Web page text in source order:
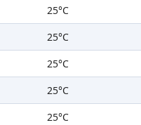
25°C
25°C
25°C
25°C
25°C